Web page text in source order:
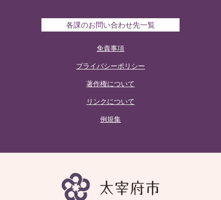
各課のお問い合わせ先一覧
免責事項
プライバシーポリシー
著作権について
リンクについて
例規集